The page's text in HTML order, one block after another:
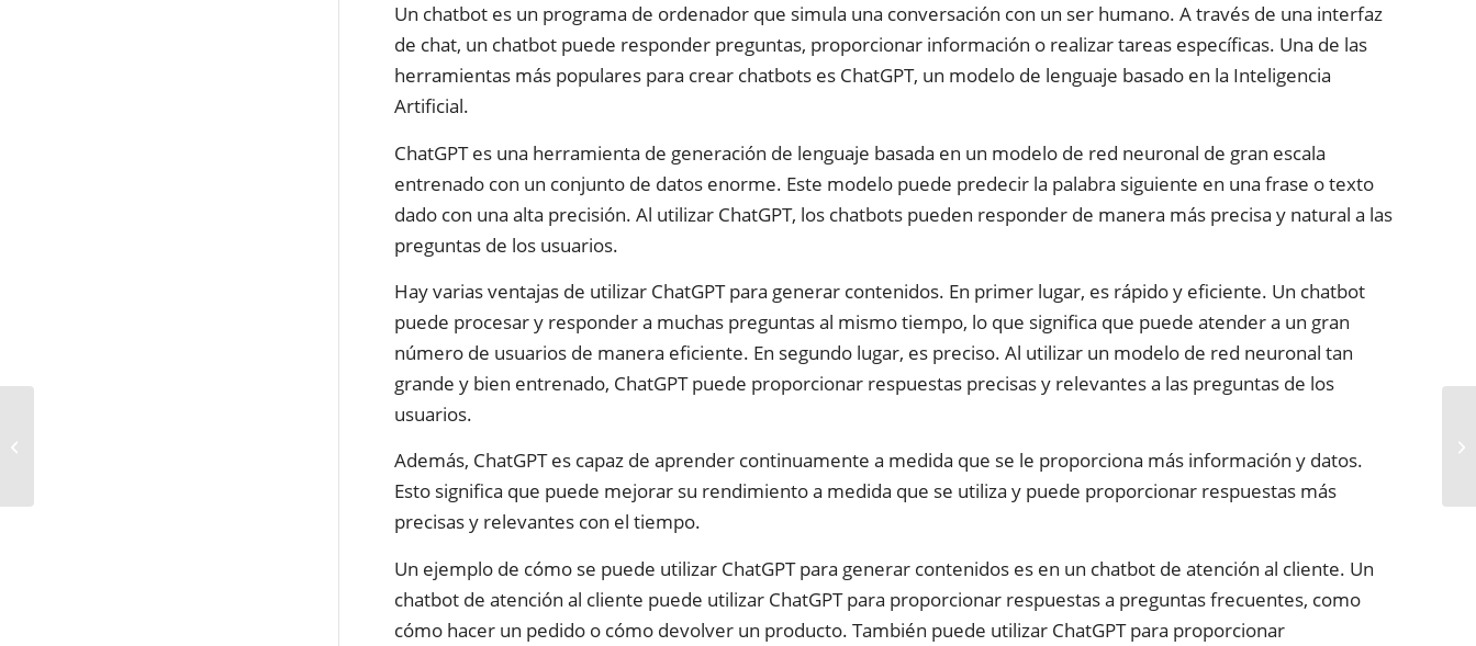
Un chatbot es un programa de ordenador que simula una conversación con un ser humano. A través de una interfaz
de chat, un chatbot puede responder preguntas, proporcionar información o realizar tareas específicas. Una de las
herramientas más populares para crear chatbots es ChatGPT, un modelo de lenguaje basado en la Inteligencia
Artificial.
ChatGPT es una herramienta de generación de lenguaje basada en un modelo de red neuronal de gran escala
entrenado con un conjunto de datos enorme. Este modelo puede predecir la palabra siguiente en una frase o texto
dado con una alta precisión. Al utilizar ChatGPT, los chatbots pueden responder de manera más precisa y natural a las
preguntas de los usuarios.
Hay varias ventajas de utilizar ChatGPT para generar contenidos. En primer lugar, es rápido y eficiente. Un chatbot
puede procesar y responder a muchas preguntas al mismo tiempo, lo que significa que puede atender a un gran
número de usuarios de manera eficiente. En segundo lugar, es preciso. Al utilizar un modelo de red neuronal tan
grande y bien entrenado, ChatGPT puede proporcionar respuestas precisas y relevantes a las preguntas de los
usuarios.
Además, ChatGPT es capaz de aprender continuamente a medida que se le proporciona más información y datos.
Esto significa que puede mejorar su rendimiento a medida que se utiliza y puede proporcionar respuestas más
precisas y relevantes con el tiempo.
Un ejemplo de cómo se puede utilizar ChatGPT para generar contenidos es en un chatbot de atención al cliente. Un
chatbot de atención al cliente puede utilizar ChatGPT para proporcionar respuestas a preguntas frecuentes, como
cómo hacer un pedido o cómo devolver un producto. También puede utilizar ChatGPT para proporcionar